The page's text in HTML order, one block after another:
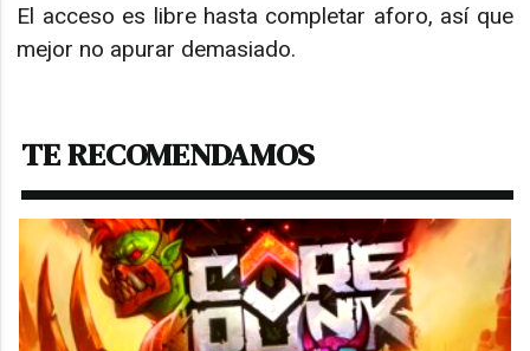
El acceso es libre hasta completar aforo, así que
mejor no apurar demasiado.
TE RECOMENDAMOS